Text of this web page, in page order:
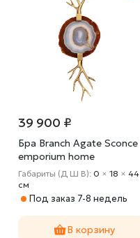
39 900 ₽
Бра Branch Agate Sconce
emporium home
Габариты (Д Ш В): 0 × 18 × 44
cм
Под заказ 7-8 недель
В корзину